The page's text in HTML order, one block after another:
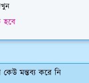
হবে
মন্তব্য করে নি